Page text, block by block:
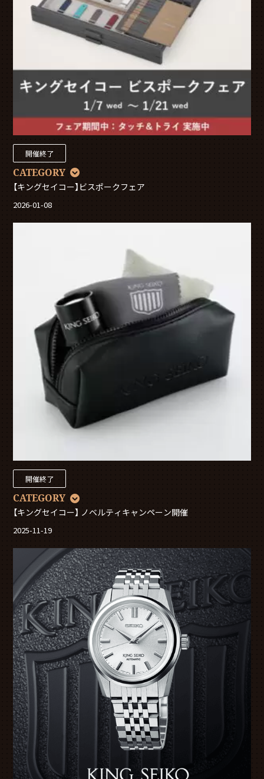
開催終了
CATEGORY
【キングセイコー】ビスポークフェア
2026-01-08
開催終了
CATEGORY
【キングセイコー】 ノベルティキャンペーン開催
2025-11-19